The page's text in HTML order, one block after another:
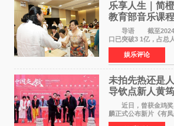
乐享人生｜简
教育部音乐课
师重磅入驻领
导语 截至2024年
口已突破3 1亿，占总
的精神文化需求日益
公厅印发《关于发展
意见》——这是
娱乐评论
未拍先热还是
导钦点新人黄
气回应
近日，曾获金鸡奖
麟正式公布新片《有
早年凭电影《华容道